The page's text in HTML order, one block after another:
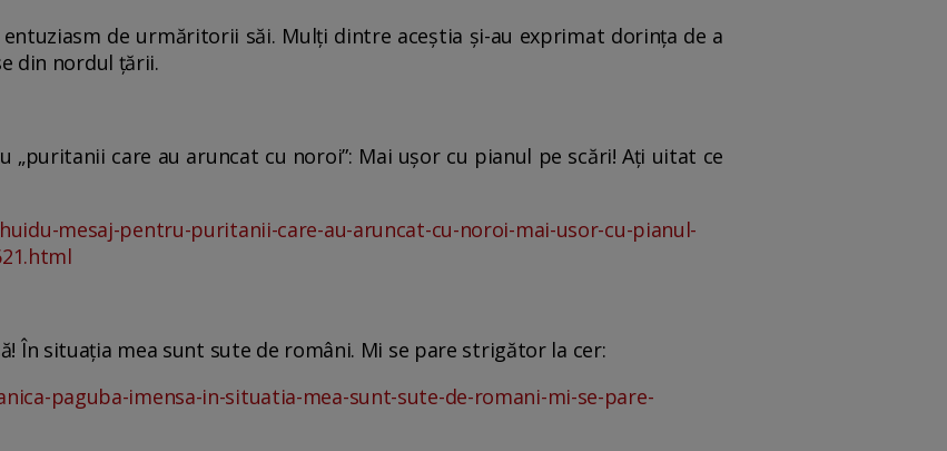
de urmăritorii săi. Mulți dintre aceștia și-au exprimat dorința de a
din nordul țării.
„puritanii care au aruncat cu noroi”: Mai ușor cu pianul pe scări! Ați uitat ce
mesaj-pentru-puritanii-care-au-aruncat-cu-noroi-mai-usor-cu-pianul-
În situația mea sunt sute de români. Mi se pare strigător la cer:
paguba-imensa-in-situatia-mea-sunt-sute-de-romani-mi-se-pare-